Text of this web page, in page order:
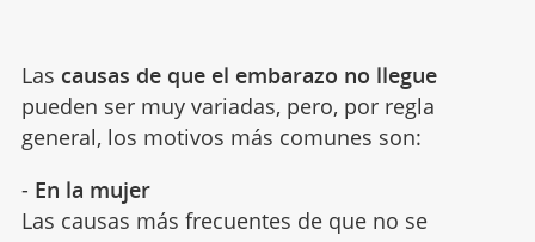
Las causas de que el embarazo no llegue
pueden ser muy variadas, pero, por regla
general, los motivos más comunes son:
- En la mujer
Las causas más frecuentes de que no se